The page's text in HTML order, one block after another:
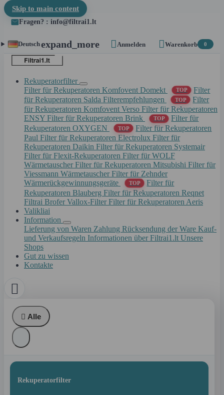
Skip to main content
Fragen? : info@filtrai1.lt
Deutschexpand_more  Anmelden Warenkorb 0
Rekuperatorfilter
Filter für Rekuperatoren Komfovent Domekt
TOP
Filter
für Rekuperatoren Salda Filterempfehlungen TOP
Filter
für Rekuperatoren Komfovent Verso Filter für Rekuperatoren
ENSY Filter für Rekuperatoren Brink TOP
Filter für
Rekuperatoren OXYGEN
TOP
Filter für Rekuperatoren
Paul Filter für Rekuperatoren Electrolux Filter für
Rekuperatoren Daikin Filter für Rekuperatoren Systemair
Filter für Flexit-Rekuperatoren Filter für WOLF
Wärmetauscher Filter für Rekuperatoren Mitsubishi Filter für
Viessmann Wärmetauscher Filter für Zehnder
Wärmerückgewinnungsgeräte
TOP
Filter für
Rekuperatoren Blauberg Filter für Rekuperatoren Reqnet
Filtrai Brofer Vallox-Filter Filter für Rekuperatoren Aeris
Valikliai
Information
Lieferung von Waren Zahlung Rücksendung der Ware Kauf-
und Verkaufsregeln Informationen über Filtrai1.lt Unsere
Shops
Gut zu wissen
Kontakte

 Alle
Rekuperatorfilter